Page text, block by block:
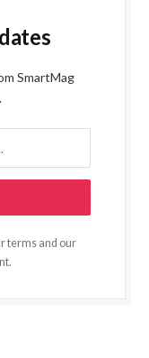
SmartMag
terms and our